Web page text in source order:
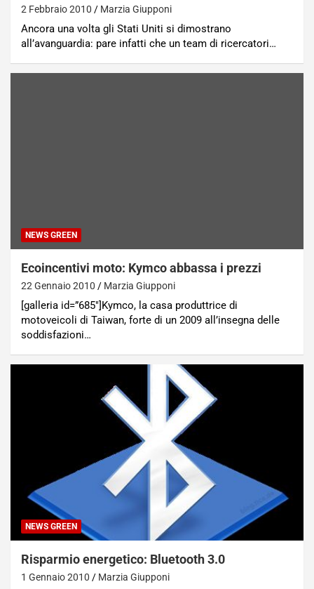
2 Febbraio 2010 Marzia Giupponi
Ancora una volta gli Stati Uniti si dimostrano
all’avanguardia: pare infatti che un team di ricercatori…
NEWS GREEN
Ecoincentivi moto: Kymco abbassa i prezzi
22 Gennaio 2010 Marzia Giupponi
[galleria id=”685″]Kymco, la casa produttrice di
motoveicoli di Taiwan, forte di un 2009 all’insegna delle
soddisfazioni…
NEWS GREEN
Risparmio energetico: Bluetooth 3.0
1 Gennaio 2010 Marzia Giupponi